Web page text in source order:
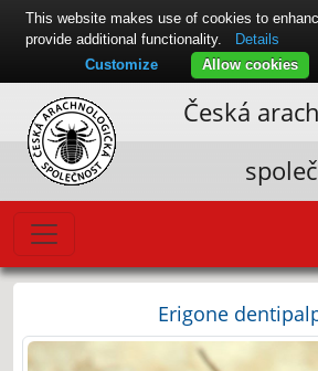
Česká
Erigone
This website makes use of cookies to
provide additional functionality.
Details
Allow cookies
Customize